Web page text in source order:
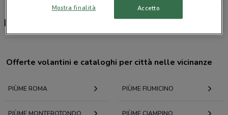
PiùMe, offerte e negozi
Offerte volantini e cataloghi per città nelle vicinanze
PIÙME ROMA PIÙME FIUMICINO
Mostra finalità Accetto